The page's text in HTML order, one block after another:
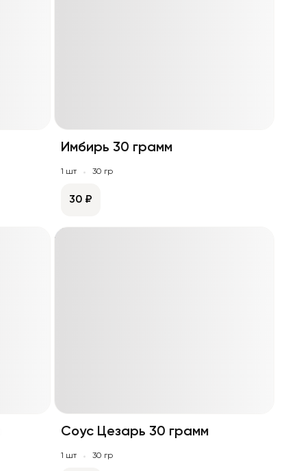
Имбирь 30 грамм
1 шт 30 гр
30 ₽
Соус Цезарь 30 грамм
1 шт 30 гр